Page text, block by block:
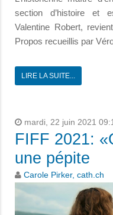
section d’histoire et
Valentine Robert,
Propos recueillis par
LIRE LA SUITE...
mardi, 22 juin 2021
FIFF 2021:
une pépite
Carole Pirker, cath.ch